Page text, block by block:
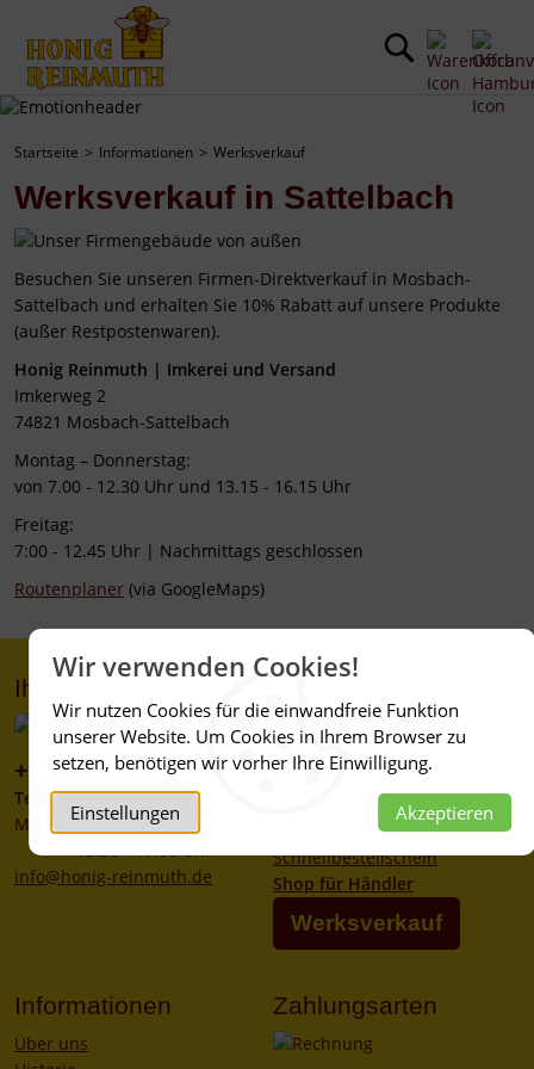
Wir verwenden Cookies!
Wir nutzen Cookies für die einwandfreie Funktion
unserer Website. Um Cookies in Ihrem Browser zu
setzen, benötigen wir vorher Ihre Einwilligung.
Einstellungen Akzeptieren
Startseite Informationen Werksverkauf
Werksverkauf in Sattelbach
Besuchen Sie unseren Firmen-Direktverkauf in Mosbach-
Sattelbach und erhalten Sie 10% Rabatt auf unsere Produkte
(außer Restpostenwaren).
Honig Reinmuth | Imkerei und Versand
Imkerweg 2
74821 Mosbach-Sattelbach
Montag – Donnerstag:
von 7.00 - 12.30 Uhr und 13.15 - 16.15 Uhr
Freitag:
7:00 - 12.45 Uhr | Nachmittags geschlossen
Routenplaner (via GoogleMaps)
Ihr Kontakt zu uns
+49 (0)6267 1021
Telefonzeiten
Mo - Fr 08:00 - 12:00 Uhr
13:30 - 17:00 Uhr
info@honig-reinmuth.de
Kontakt
Service
Katalog-Bestellung
Schnellbestellschein
Shop für Händler
Werksverkauf
Informationen
Über uns
Zahlungsarten